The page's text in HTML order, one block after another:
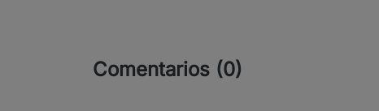
Comentarios (0)